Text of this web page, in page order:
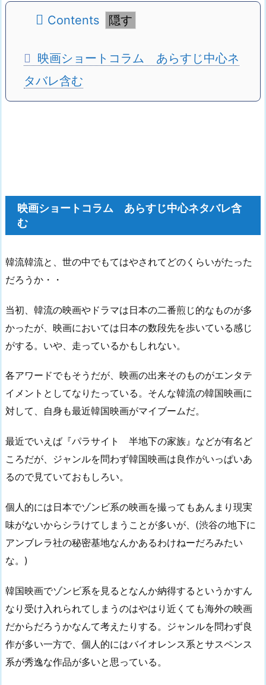
Contents
映画ショートコラム あらすじ中心ネ
タバレ含む
映画ショートコラム あらすじ中心ネタバレ含
む
韓流韓流と、世の中でもてはやされてどのくらいがたった
だろうか・・
当初、韓流の映画やドラマは日本の二番煎じ的なものが多
かったが、映画においては日本の数段先を歩いている感じ
がする。いや、走っているかもしれない。
各アワードでもそうだが、映画の出来そのものがエンタテ
イメントとしてなりたっている。そんな韓流の韓国映画に
対して、自身も最近韓国映画がマイブームだ。
最近でいえば『パラサイト 半地下の家族』などが有名ど
ころだが、ジャンルを問わず韓国映画は良作がいっぱいあ
るので見ていておもしろい。
個人的には日本でゾンビ系の映画を撮ってもあんまり現実
味がないからシラけてしまうことが多いが、(渋谷の地下に
アンブレラ社の秘密基地なんかあるわけねーだろみたい
な。)
韓国映画でゾンビ系を見るとなんか納得するというかすん
なり受け入れられてしまうのはやはり近くても海外の映画
だからだろうかなんて考えたりする。ジャンルを問わず良
作が多い一方で、個人的にはバイオレンス系とサスペンス
系が秀逸な作品が多いと思っている。